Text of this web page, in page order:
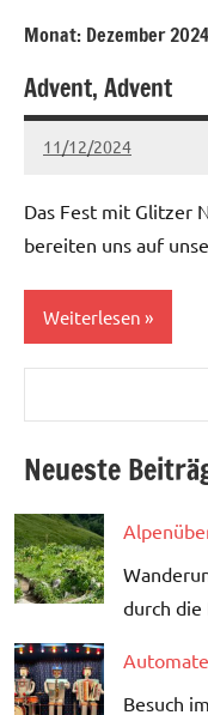
Monat: Dezember 2024
Advent, Advent
11/12/2024
martina
Keine
Das Fest mit Glitzer
bereiten uns auf
Weiterlesen
Neueste
durch die
Besuch